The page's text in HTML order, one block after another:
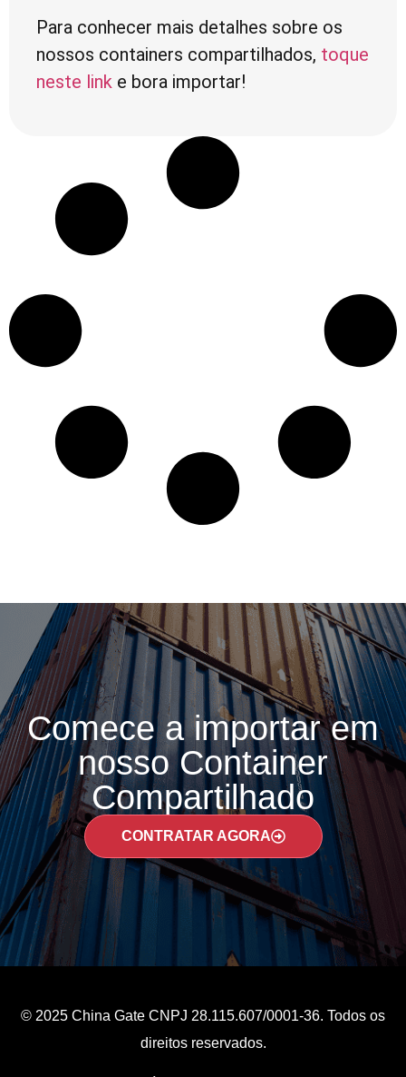
Para conhecer mais detalhes sobre os
nossos containers compartilhados, toque
neste link e bora importar!
Comece a importar em
nosso Container
Compartilhado
CONTRATAR AGORA
© 2025 China Gate CNPJ 28.115.607/0001-36. Todos os
direitos reservados.